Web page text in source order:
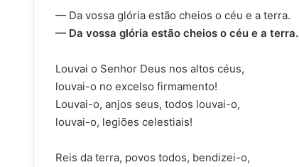
— Da vossa glória estão cheios o céu e a terra.
— Da vossa glória estão cheios o céu e a terra.
Louvai o Senhor Deus nos altos céus,
louvai-o no excelso firmamento!
Louvai-o, anjos seus, todos louvai-o,
louvai-o, legiões celestiais!
Reis da terra, povos todos, bendizei-o,